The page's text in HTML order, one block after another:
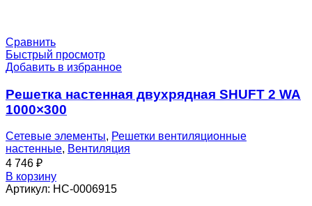
Сравнить
Быстрый просмотр
Добавить в избранное
Решетка настенная двухрядная SHUFT 2 WA
1000×300
Сетевые элементы, Решетки вентиляционные
настенные, Вентиляция
4 746 ₽
В корзину
Артикул: НС-0006915